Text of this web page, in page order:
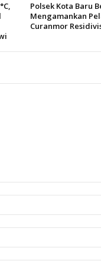
Polsek Kota Baru
Mengamankan
Curanmor